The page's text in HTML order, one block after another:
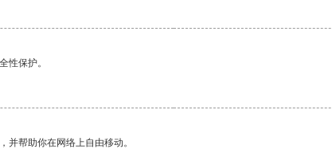
性保护。
并帮助你在网络上自由移动。